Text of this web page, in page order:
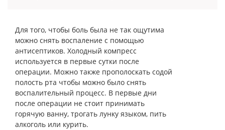
Боев Иосиф Александрович
Хирург-имплантолог
Специальность: имплантация, хирургия
Стаж работы: 9 лет
Для того, чтобы боль была не так ощутима
можно снять воспаление с помощью
антисептиков. Холодный компресс
используется в первые сутки после
операции. Можно также прополоскать содой
полость рта чтобы можно было снять
воспалительный процесс. В первые дни
после операции не стоит принимать
горячую ванну, трогать лунку языком, пить
алкоголь или курить.